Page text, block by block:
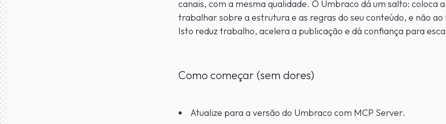
canais, com a mesma qualidade. O Umbraco dá um salto: coloca a
trabalhar sobre a estrutura e as regras do seu conteúdo, e não ao
Isto reduz trabalho, acelera a publicação e dá confiança para
Como começar (sem dores)
Atualize para a versão do Umbraco com MCP Server.